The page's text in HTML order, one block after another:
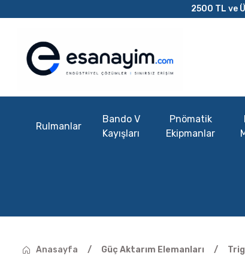
2500 TL ve
Rulmanlar
Bando V
Kayışları
Pnömatik
Ekipmanlar
Anasayfa Güç Aktarım Elemanları